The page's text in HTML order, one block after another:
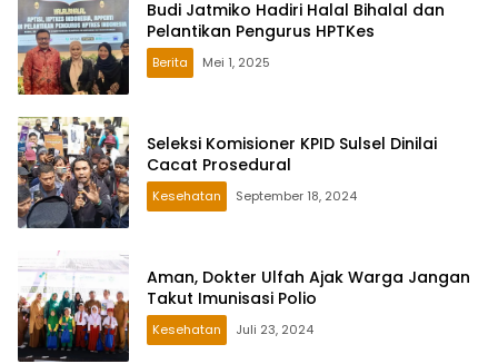
Budi Jatmiko Hadiri Halal Bihalal dan
Pelantikan Pengurus HPTKes
Berita Mei 1, 2025
Seleksi Komisioner KPID Sulsel Dinilai
Cacat Prosedural
Kesehatan September 18, 2024
Aman, Dokter Ulfah Ajak Warga Jangan
Takut Imunisasi Polio
Kesehatan Juli 23, 2024